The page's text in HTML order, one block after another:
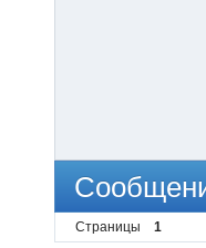
Страницы 1